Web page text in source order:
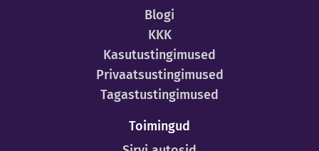
Blogi
KKK
Kasutustingimused
Privaatsustingimused
Tagastustingimused
Toimingud